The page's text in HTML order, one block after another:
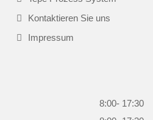
Kontaktieren Sie uns
Impressum
8:00- 17:30